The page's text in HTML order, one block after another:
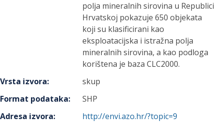
polja mineralnih sirovina u Republici
Hrvatskoj pokazuje 650 objekata
koji su klasificirani kao
eksploatacijska i istražna polja
mineralnih sirovina, a kao podloga
korištena je baza CLC2000.
Vrsta izvora:
skup
Format podataka:
SHP
Adresa izvora:
http://envi.azo.hr/?topic=9